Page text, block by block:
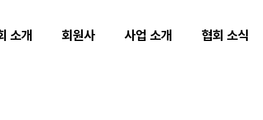
소개 회원사 사업 소개 협회 소식